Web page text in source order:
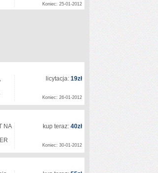
Koniec: 25-01-2012
licytacja: 19zł
Koniec: 26-01-2012
NA
kup teraz: 40zł
Koniec: 30-01-2012